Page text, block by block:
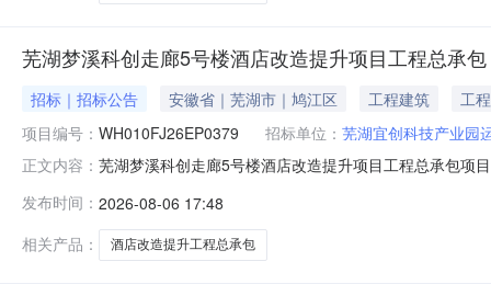
芜湖梦溪科创走廊5号楼酒店改造提升项目工程总承包
招标｜招标公告 安徽省｜芜湖市｜鸠江区 工程建筑
工程
项目编号： WH010FJ26EP0379 招标单位： 芜湖宜创科技产业园
正文内容： 芜湖梦溪科创走廊5号楼酒店改造提升项目工程总承包项
层？联系人及电话章工15551210331招标代理机构名称
发布时间： 2026-08-06 17:48
相关产品：
酒店改造提升工程总承包